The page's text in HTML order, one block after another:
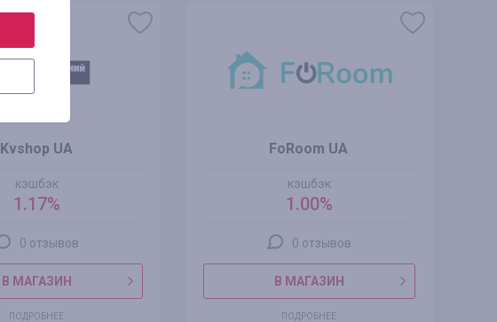
Kvshop UA
кэшбэк
1.17%
0 отзывов
В МАГАЗИН
ПОДРОБНЕЕ
FoRoom UA
кэшбэк
1.00%
0 отзывов
В МАГАЗИН
ПОДРОБНЕЕ